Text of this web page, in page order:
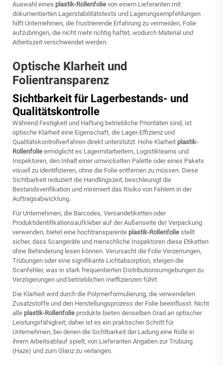
Auswahl eines plastik-Rollenfolie von einem Lieferanten mit
dokumentierten Lagerstabilitätstests und Lagerungsempfehlungen
hilft Unternehmen, die frustrierende Erfahrung zu vermeiden, Folie
aufzubringen, die nicht mehr richtig haftet, wodurch Material und
Arbeitszeit verschwendet werden.
Optische Klarheit und
Folientransparenz
Sichtbarkeit für Lagerbestands- und
Qualitätskontrolle
Während Festigkeit und Haftung betriebliche Prioritäten sind, ist
optische Klarheit eine Eigenschaft, die Lager-Effizienz und
Qualitätskontrollverfahren direkt unterstützt. Hohe Klarheit plastik-
Rollenfolie ermöglicht es Lagermitarbeitern, Logistikteams und
Inspektoren, den Inhalt einer umwickelten Palette oder eines Pakets
visuell zu identifizieren, ohne die Folie entfernen zu müssen. Diese
Sichtbarkeit reduziert die Handlingszeit, beschleunigt die
Bestandsverifikation und minimiert das Risiko von Fehlern in der
Auftragsabwicklung.
Für Unternehmen, die Barcodes, Versandetiketten oder
Produktidentifikationsaufkleber auf der Außenseite der Verpackung
verwenden, bietet eine hochtransparente plastik-Rollenfolie stellt
sicher, dass Scangeräte und menschliche Inspektoren diese Etiketten
ohne Behinderung lesen können. Verursacht die Folie Verzerrungen,
Trübungen oder eine signifikante Lichtabsorption, steigen die
Scanfehler, was in stark frequentierten Distributionsumgebungen zu
Verzögerungen und betrieblichen Ineffizienzen führt.
Die Klarheit wird durch die Polymerformulierung, die verwendeten
Zusatzstoffe und den Herstellungsprozess der Folie beeinflusst. Nicht
alle plastik-Rollenfolie produkte bieten denselben Grad an optischer
Leistungsfähigkeit; daher ist es ein praktischer Schritt für
Unternehmen, bei denen die Sichtbarkeit der Ladung eine Rolle in
ihrem Arbeitsablauf spielt, von Lieferanten Angaben zur Trübung
(Haze) und zum Glanz zu verlangen.